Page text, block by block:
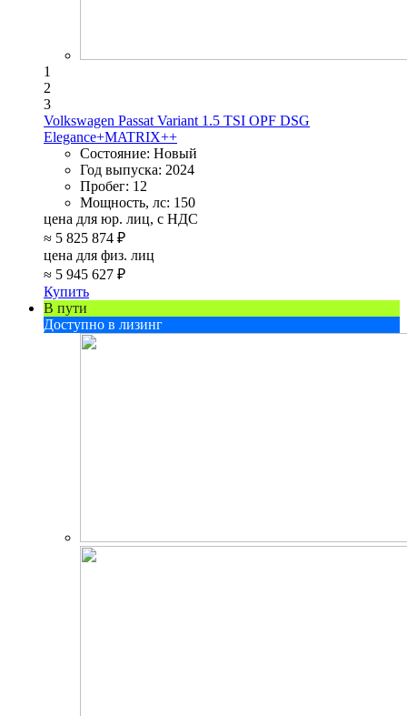
1
2
3
Volkswagen Passat Variant 1.5 TSI OPF DSG
Elegance+MATRIX++
Состояние: Новый
Год выпуска: 2024
Пробег: 12
Мощность, лс: 150
цена для юр. лиц, с НДС
≈ 5 825 874 ₽
цена для физ. лиц
≈ 5 945 627 ₽
Купить
В пути
Доступно в лизинг